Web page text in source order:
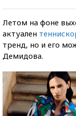
Летом на фоне
актуален
тренд, но и его
Демидова.